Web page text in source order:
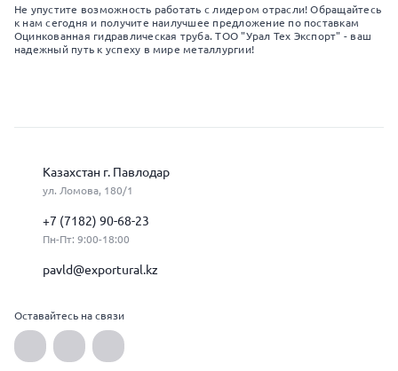
Не упустите возможность работать с лидером отрасли! Обращайтесь
к нам сегодня и получите наилучшее предложение по поставкам
Оцинкованная гидравлическая труба. ТОО "Урал Тех Экспорт" - ваш
надежный путь к успеху в мире металлургии!
Казахстан г. Павлодар
ул. Ломова, 180/1
+7 (7182) 90-68-23
Пн-Пт: 9:00-18:00
pavld@exportural.kz
Оставайтесь на связи